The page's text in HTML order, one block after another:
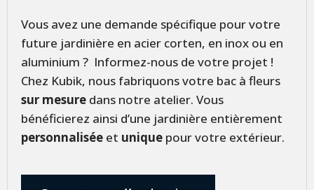
Vous avez une demande spécifique pour votre
future jardinière en acier corten, en inox ou en
aluminium ? Informez-nous de votre projet !
Chez Kubik, nous fabriquons votre bac à fleurs
sur mesure dans notre atelier. Vous
bénéficierez ainsi d’une jardinière entièrement
personnalisée et unique pour votre extérieur.